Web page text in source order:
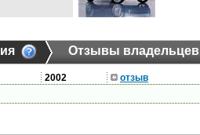
Отзывы владельцев
2002 отзыв